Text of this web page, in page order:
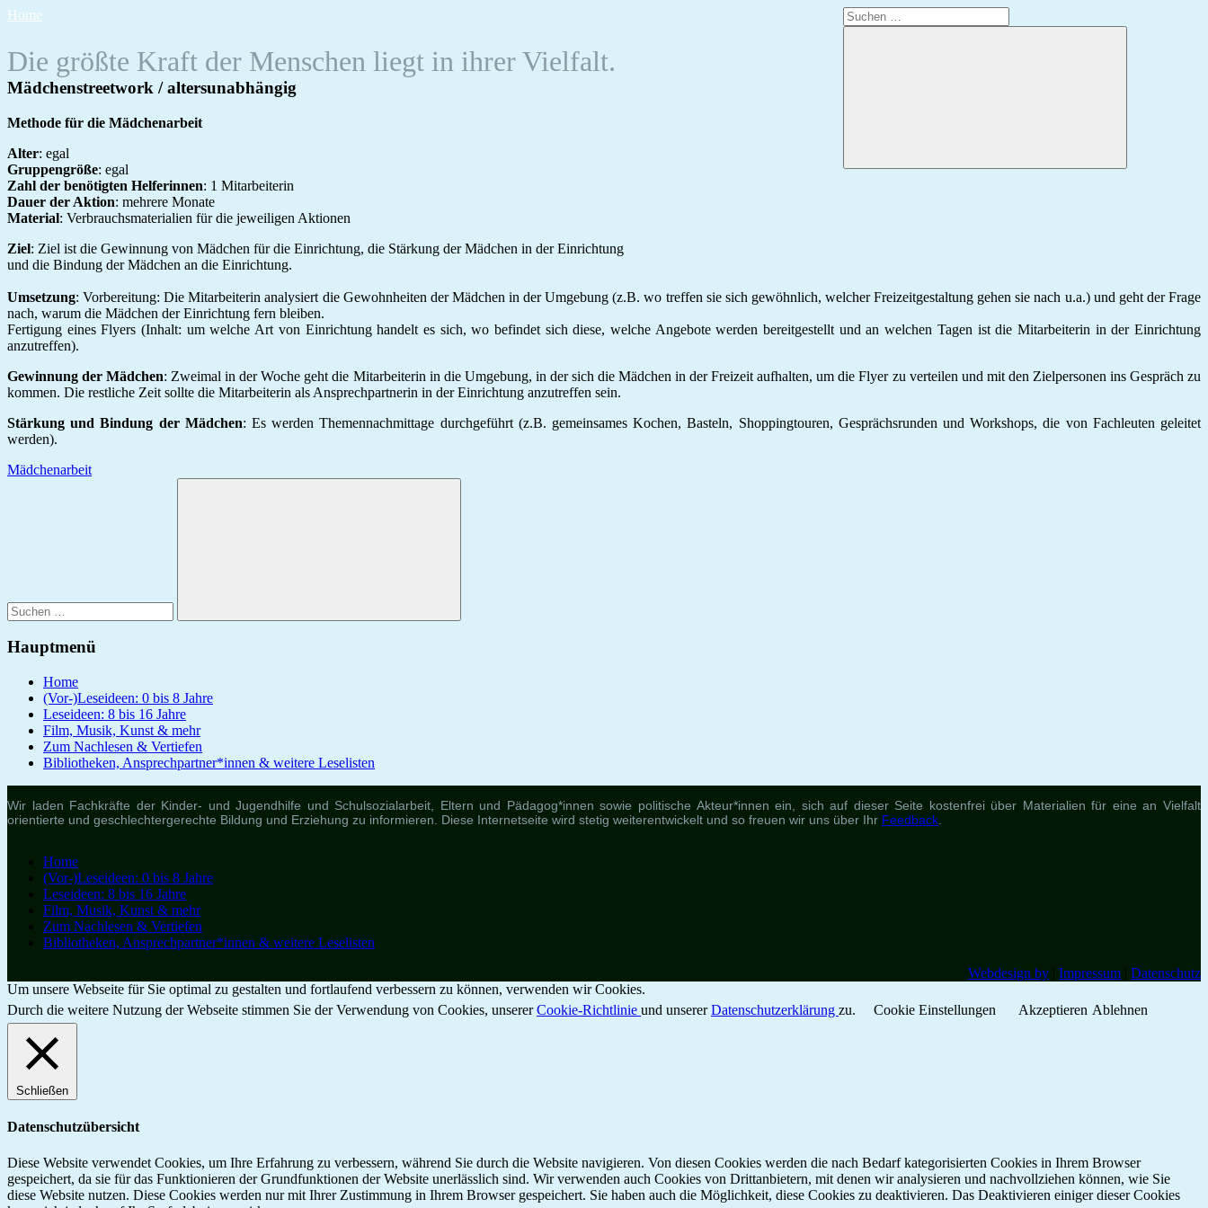
Zum
Home
Die größte Kraft der Menschen liegt in ihrer Vielfalt.
Suchen
nach:
Suchen
Mädchenstreetwork / altersunabhängig
Methode für die Mädchenarbeit
Alter: egal
Gruppengröße: egal
Zahl der benötigten Helferinnen: 1 Mitarbeiterin
Dauer der Aktion: mehrere Monate
Material: Verbrauchsmaterialien für die jeweiligen Aktionen
Ziel: Ziel ist die Gewinnung von Mädchen für die Einrichtung, die Stärkung der Mädchen in der Einrichtung
und die Bindung der Mädchen an die Einrichtung.
Umsetzung: Vorbereitung: Die Mitarbeiterin analysiert die Gewohnheiten der Mädchen in der Umgebung (z.B. wo treffen sie sich gewöhnlich, welcher Freizeitgestaltung gehen sie nach u.a.) und geht der Frage
nach, warum die Mädchen der Einrichtung fern bleiben.
Fertigung eines Flyers (Inhalt: um welche Art von Einrichtung handelt es sich, wo befindet sich diese, welche Angebote werden bereitgestellt und an welchen Tagen ist die Mitarbeiterin in der Einrichtung
anzutreffen).
Gewinnung der Mädchen: Zweimal in der Woche geht die Mitarbeiterin in die Umgebung, in der sich die Mädchen in der Freizeit aufhalten, um die Flyer zu verteilen und mit den Zielpersonen ins Gespräch zu
kommen. Die restliche Zeit sollte die Mitarbeiterin als Ansprechpartnerin in der Einrichtung anzutreffen sein.
Stärkung und Bindung der Mädchen: Es werden Themennachmittage durchgeführt (z.B. gemeinsames Kochen, Basteln, Shoppingtouren, Gesprächsrunden und Workshops, die von Fachleuten geleitet
werden).
Mädchenarbeit
Suchen
Hauptmenü
Home
(Vor-)Leseideen: 0 bis 8 Jahre
Leseideen: 8 bis 16 Jahre
Film, Musik, Kunst & mehr
Zum Nachlesen & Vertiefen
Bibliotheken, Ansprechpartner*innen & weitere Leselisten
Wir laden Fachkräfte der Kinder- und Jugendhilfe und Schulsozialarbeit, Eltern und Pädagog*innen sowie politische Akteur*innen ein, sich auf dieser Seite kostenfrei über Materialien für eine an Vielfalt
orientierte und geschlechtergerechte Bildung und Erziehung zu informieren. Diese Internetseite wird stetig weiterentwickelt und so freuen wir uns über Ihr Feedback
Home
(Vor-)Leseideen: 0 bis 8 Jahre
Leseideen: 8 bis 16 Jahre
Film, Musik, Kunst & mehr
Zum Nachlesen & Vertiefen
Bibliotheken, Ansprechpartner*innen & weitere Leselisten
Webdesign by
Impressum
Datenschutz
Um unsere Webseite für Sie optimal zu gestalten und fortlaufend verbessern zu können, verwenden wir Cookies.
Durch die weitere Nutzung der Webseite stimmen Sie der Verwendung von Cookies, unsererCookie-Richtlinie und unsererDatenschutzerklärung zu. Cookie Einstellungen Akzeptieren Ablehnen
Schließen
Datenschutzübersicht
Diese Website verwendet Cookies, um Ihre Erfahrung zu verbessern, während Sie durch die Website navigieren. Von diesen Cookies werden die nach Bedarf kategorisierten Cookies in Ihrem Browser
gespeichert, da sie für das Funktionieren der Grundfunktionen der Website unerlässlich sind. Wir verwenden auch Cookies von Drittanbietern, mit denen wir analysieren und nachvollziehen können, wie Sie
diese Website nutzen. Diese Cookies werden nur mit Ihrer Zustimmung in Ihrem Browser gespeichert. Sie haben auch die Möglichkeit, diese Cookies zu deaktivieren. Das Deaktivieren einiger dieser Cookies